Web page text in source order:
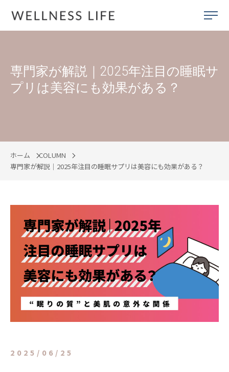
専門家が解説｜2025年注目の睡眠サ
プリは美容にも効果がある？
ホーム
COLUMN
専門家が解説｜2025年注目の睡眠サプリは美容にも効果がある？
2025/06/25